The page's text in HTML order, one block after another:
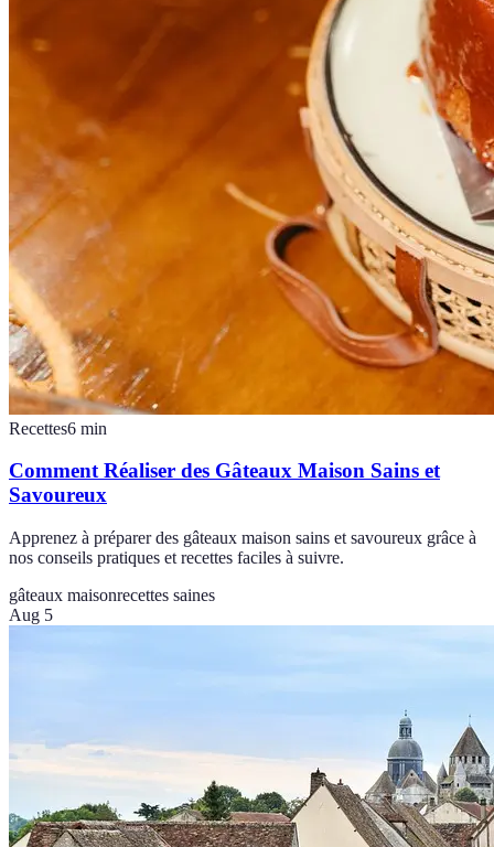
Recettes6 min
Comment Réaliser des Gâteaux Maison Sains et
Savoureux
Apprenez à préparer des gâteaux maison sains et savoureux grâce à
nos conseils pratiques et recettes faciles à suivre.
gâteaux maisonrecettes saines
Aug 5